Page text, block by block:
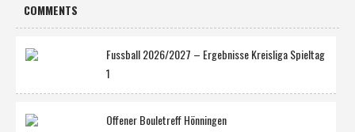
COMMENTS
Fussball 2026/2027 – Ergebnisse Kreisliga Spieltag
1
Offener Bouletreff Hönningen